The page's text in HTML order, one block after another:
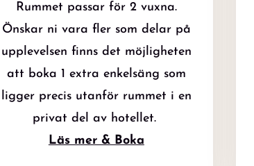
Rummet passar för 2 vuxna.
Önskar ni vara fler som delar på
upplevelsen finns det möjligheten
att boka 1 extra enkelsäng som
ligger precis utanför rummet i en
privat del av hotellet.
Läs mer & Boka